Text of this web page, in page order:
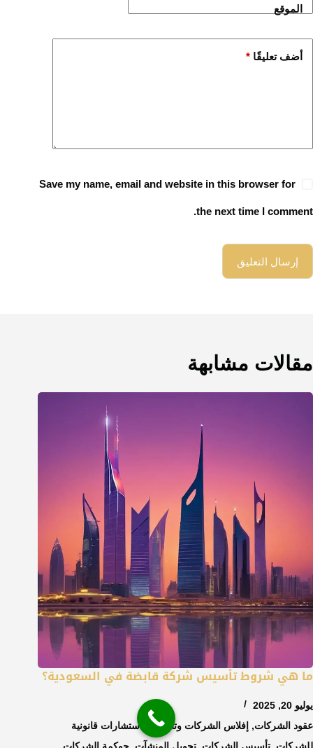
الموقع
أضف تعليقًا *
Save my name, email and website in this browser for
the next time I comment.
إرسال التعليق
مقالات مشابهة
ما هي شروط تأسيس شركة قابضة في السعودية؟
يوليو 20, 2025
عقود الشركات, إفلاس الشركات وتصفيتها
استشارات قانونية
للشركات تأسيس الشركات تحويل المنشآت حوكمة الشركات